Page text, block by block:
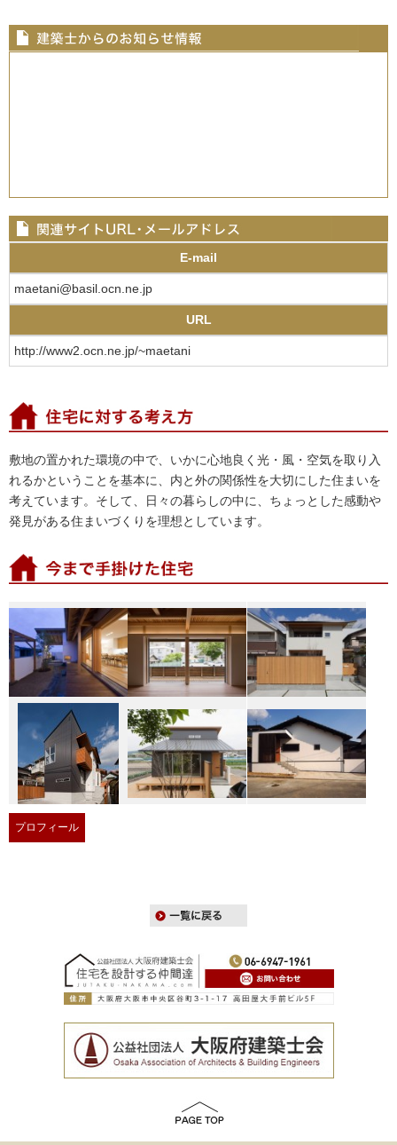
E-mail
maetani@basil.ocn.ne.jp
URL
http://www2.ocn.ne.jp/~maetani
敷地の置かれた環境の中で、いかに心地良く光・風・空気を取り入
れるかということを基本に、内と外の関係性を大切にした住まいを
考えています。そして、日々の暮らしの中に、ちょっとした感動や
発見がある住まいづくりを理想としています。
プロフィール